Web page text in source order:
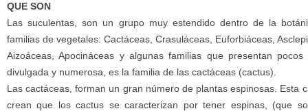
QUE SON
Las suculentas, son un grupo muy estendido dentro de la
familias de vegetales: Cactáceas, Crasuláceas, Euforbiáceas,
Aizoáceas, Apocináceas y algunas familias que presentan
divulgada y numerosa, es la familia de las cactáceas (cactus).
Las cactáceas, forman un gran número de plantas espinosas. Esta
crean que los cactus se caracterizan por tener espinas, (que